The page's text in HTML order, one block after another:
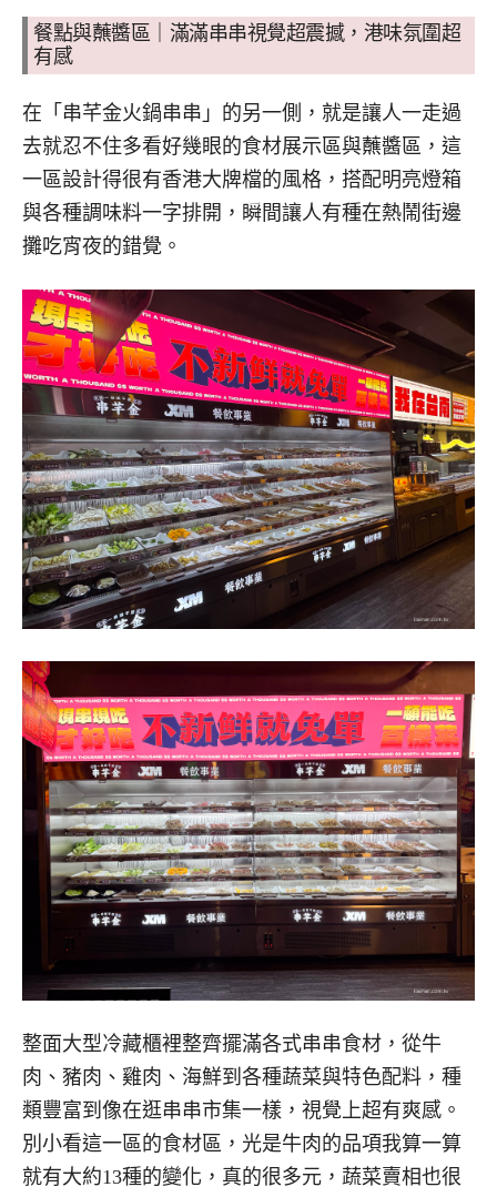
餐點與蘸醬區｜滿滿串串視覺超震撼，港味氛圍超
有感
在「串芊金火鍋串串」的另一側，就是讓人一走過
去就忍不住多看好幾眼的食材展示區與蘸醬區，這
一區設計得很有香港大牌檔的風格，搭配明亮燈箱
與各種調味料一字排開，瞬間讓人有種在熱鬧街邊
攤吃宵夜的錯覺。
整面大型冷藏櫃裡整齊擺滿各式串串食材，從牛
肉、豬肉、雞肉、海鮮到各種蔬菜與特色配料，種
類豐富到像在逛串串市集一樣，視覺上超有爽感。
別小看這一區的食材區，光是牛肉的品項我算一算
就有大約13種的變化，真的很多元，蔬菜賣相也很